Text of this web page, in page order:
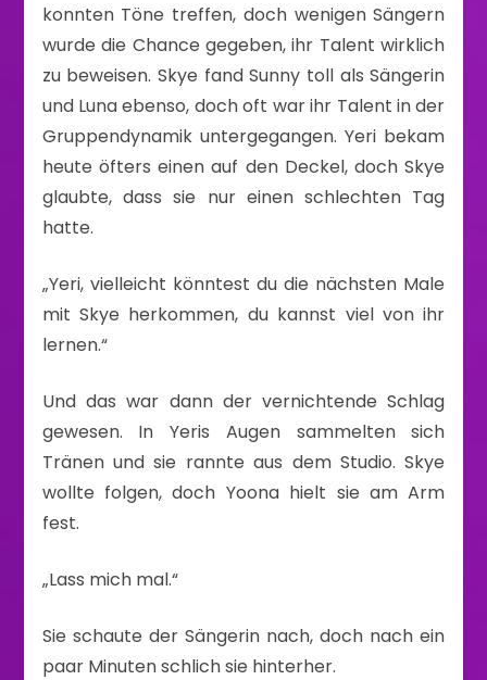
konnten Töne treffen, doch wenigen Sängern
wurde die Chance gegeben, ihr Talent wirklich
zu beweisen. Skye fand Sunny toll als Sängerin
und Luna ebenso, doch oft war ihr Talent in der
Gruppendynamik untergegangen. Yeri bekam
heute öfters einen auf den Deckel, doch Skye
glaubte, dass sie nur einen schlechten Tag
hatte.
„Yeri, vielleicht könntest du die nächsten Male
mit Skye herkommen, du kannst viel von ihr
lernen.“
Und das war dann der vernichtende Schlag
gewesen. In Yeris Augen sammelten sich
Tränen und sie rannte aus dem Studio. Skye
wollte folgen, doch Yoona hielt sie am Arm
fest.
„Lass mich mal.“
Sie schaute der Sängerin nach, doch nach ein
paar Minuten schlich sie hinterher.